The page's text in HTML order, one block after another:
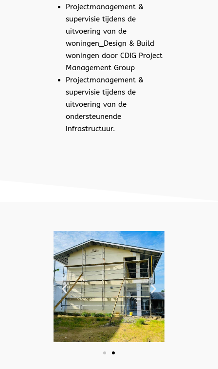
Projectmanagement &
supervisie tijdens de
uitvoering van de
woningen_Design & Build
woningen door CDIG Project
Management Group
Projectmanagement &
supervisie tijdens de
uitvoering van de
ondersteunende
infrastructuur.